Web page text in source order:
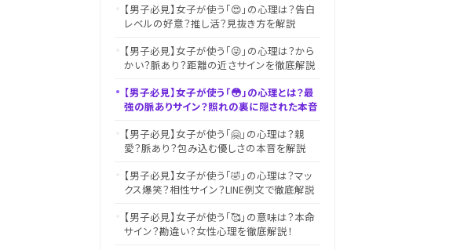
【男子必見】女子が使う「😍」の心理は？告白
レベルの好意？推し活？見抜き方を解説
【男子必見】女子が使う「😜」の心理は？から
かい？脈あり？距離の近さサインを徹底解説
【男子必見】女子が使う「😳」の心理とは？最
強の脈ありサイン？照れの裏に隠された本音
【男子必見】女子が使う「🤗」の心理は？親
愛？脈あり？包み込む優しさの本音を解説
【男子必見】女子が使う「🤣」の心理は？マッ
クス爆笑？相性サイン？LINE例文で徹底解説
【男子必見】女子が使う「🥰」の意味は？本命
サイン？勘違い？女性心理を徹底解説！